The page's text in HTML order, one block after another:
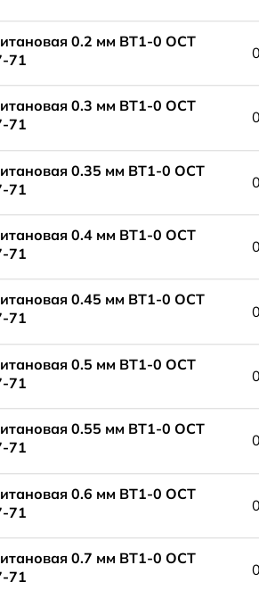
0.2 мм ВТ1-0 ОСТ
71
0.3 мм ВТ1-0 ОСТ
71
0.35 мм ВТ1-0 ОСТ
71
0.4 мм ВТ1-0 ОСТ
71
0.45 мм ВТ1-0 ОСТ
71
0.5 мм ВТ1-0 ОСТ
71
0.55 мм ВТ1-0 ОСТ
71
0.6 мм ВТ1-0 ОСТ
71
0.7 мм ВТ1-0 ОСТ
71